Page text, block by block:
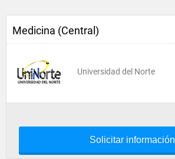
Medicina (Central)
Universidad del Norte
Solicitar información